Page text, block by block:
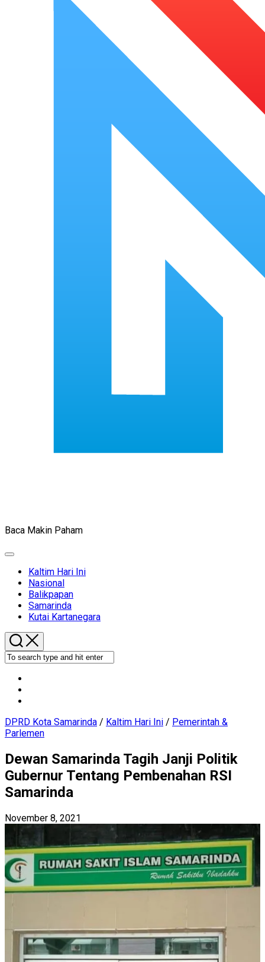
Baca Makin Paham
Expand
Current
Page
Parent
Kaltim Hari Ini
Nasional
Balikpapan
Samarinda
Kutai Kartanegara
DPRD Kota Samarinda / Kaltim Hari Ini / Pemerintah &
Parlemen
Dewan Samarinda Tagih Janji Politik
Gubernur Tentang Pembenahan RSI
Samarinda
November 8, 2021